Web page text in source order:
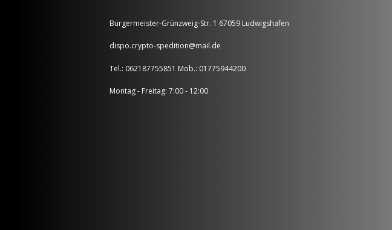
Bürgermeister-Grünzweig-Str. 1 67059 Ludwigshafen
dispo.crypto-spedition@mail.de
Tel.: 062187755851 Mob.: 01775944200
Montag - Freitag: 7:00 - 12:00